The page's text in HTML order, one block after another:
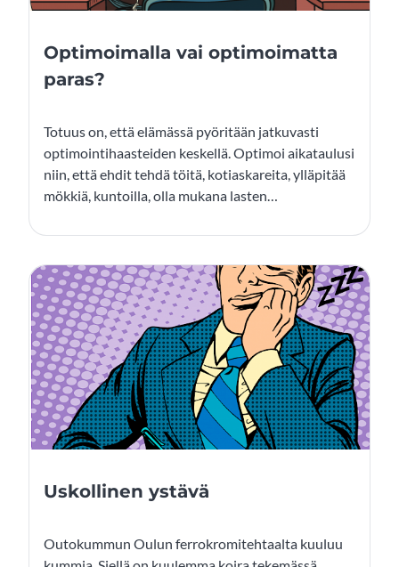
Optimoimalla vai optimoimatta
paras?
Totuus on, että elämässä pyöritään jatkuvasti
optimointihaasteiden keskellä. Optimoi aikataulusi
niin, että ehdit tehdä töitä, kotiaskareita, ylläpitää
mökkiä, kuntoilla, olla mukana lasten
Kuulostaa ihan kuin yrittäisi jonglöörätä samalla
epäonnistuminen edessä. Ja kuten me kaikki
tiedämme – ei se elämän optimi löydy yhtä helposti
kuin elokuvissa.
Uskollinen ystävä
Outokummun Oulun ferrokromitehtaalta kuuluu